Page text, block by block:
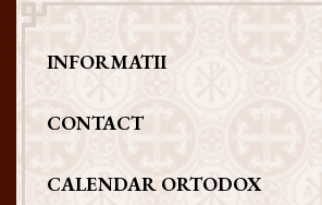
INFORMATII
CONTACT
CALENDAR ORTODOX